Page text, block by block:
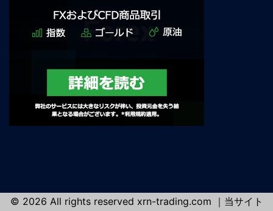
© 2026 All rights reserved xrn-trading.com ｜当サイト